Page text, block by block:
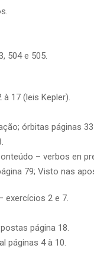
504 e 505.
17 (leis Kepler).
órbitas páginas 33
– verbos en
79; Visto nas
exercícios 2 e 7.
página 18.
páginas 4 à 10.